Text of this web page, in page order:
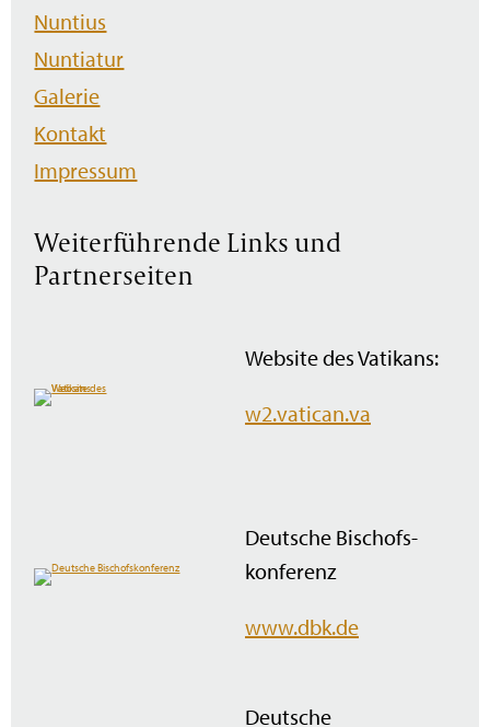
Nuntius
Nuntiatur
Galerie
Kontakt
Impressum
Weiterführende Links und
Partnerseiten
Website des Vatikans:
w2.vatican.va
Deutsche Bischofs­
konferenz
www.dbk.de
Deutsche